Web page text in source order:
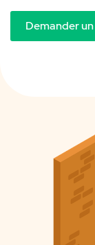
Demander